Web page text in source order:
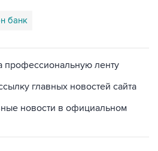
банк
профессиональную ленту
главных новостей сайта
новости в официальном